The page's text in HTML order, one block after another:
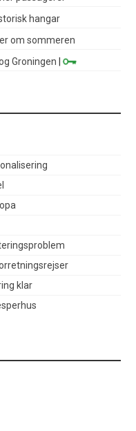
hangar
om sommeren
Groningen |
klar